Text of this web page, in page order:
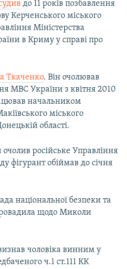
до 11 років позбавлення
Керченського міського
Міністерства
в Криму у справі про
Ткаченко. Він очолював
МВС України з квітня 2010
начальником
міського
області.
очолив російське Управління
фігурант обіймав до січня
національної безпеки та
щодо Миколи
чоловіка винним у
ч.1 ст.111 КК